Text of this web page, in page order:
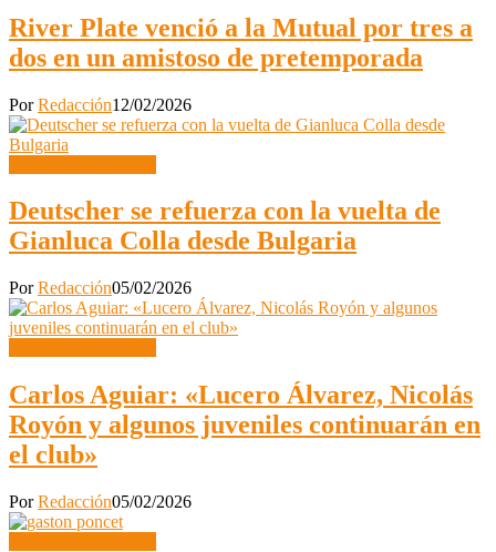
River Plate venció a la Mutual por tres a
dos en un amistoso de pretemporada
PorRedacción12/02/2026
Deutscher se refuerza con la vuelta de
Gianluca Colla desde Bulgaria
PorRedacción05/02/2026
Carlos Aguiar: «Lucero Álvarez, Nicolás
Royón y algunos juveniles continuarán en
el club»
PorRedacción05/02/2026